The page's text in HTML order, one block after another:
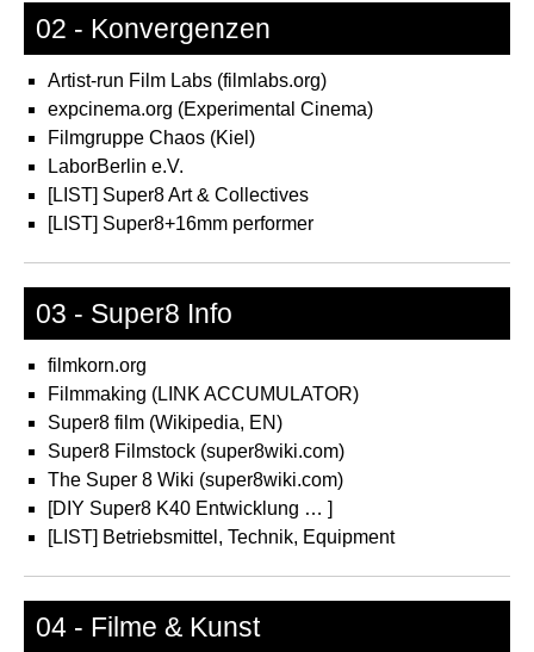
02 - Konvergenzen
Artist-run Film Labs (filmlabs.org)
expcinema.org (Experimental Cinema)
Filmgruppe Chaos (Kiel)
LaborBerlin e.V.
[LIST] Super8 Art & Collectives
[LIST] Super8+16mm performer
03 - Super8 Info
filmkorn.org
Filmmaking (LINK ACCUMULATOR)
Super8 film (Wikipedia, EN)
Super8 Filmstock (super8wiki.com)
The Super 8 Wiki (super8wiki.com)
[DIY Super8 K40 Entwicklung … ]
[LIST] Betriebsmittel, Technik, Equipment
04 - Filme & Kunst